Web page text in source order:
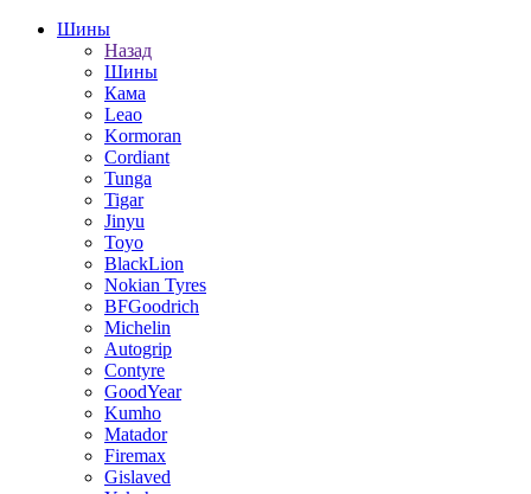
Шины
Назад
Шины
Кама
Leao
Kormoran
Cordiant
Tunga
Tigar
Jinyu
Toyo
BlackLion
Nokian Tyres
BFGoodrich
Michelin
Autogrip
Contyre
GoodYear
Kumho
Matador
Firemax
Gislaved